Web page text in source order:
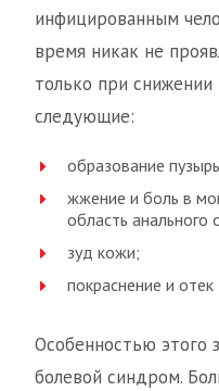
инфицированным
время никак не
только при
следующие:
образование
жжение и боль в
область анального
зуд кожи;
покраснение и
Особенностью этого
болевой синдром.